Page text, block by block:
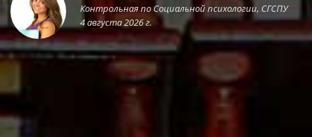
Контрольная по Социальной психологии, СГСПУ
4 августа 2026 г.